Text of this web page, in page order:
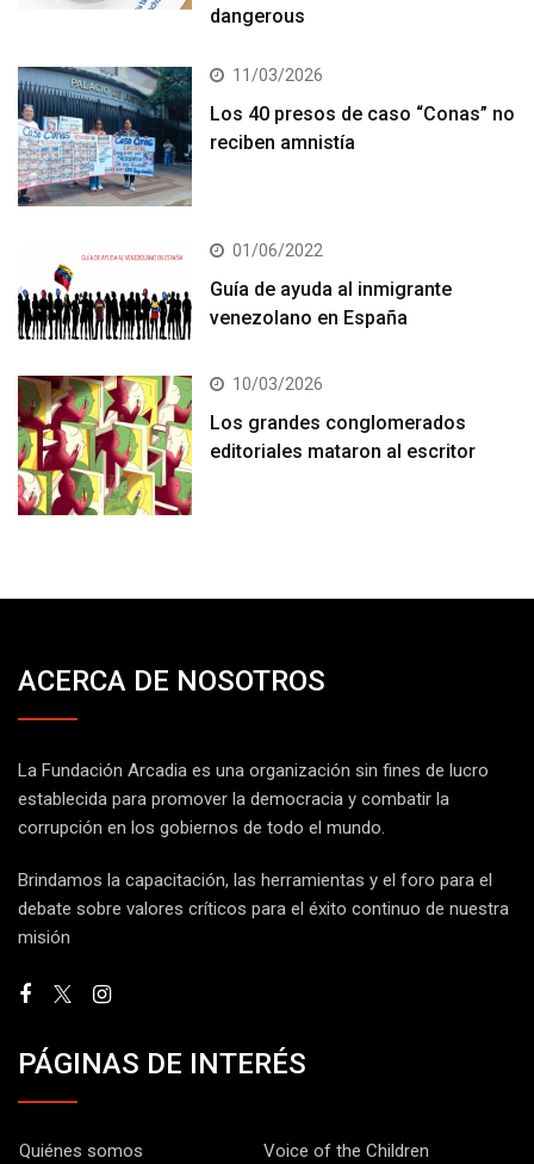
dangerous
11/03/2026
Los 40 presos de caso “Conas” no
reciben amnistía
01/06/2022
Guía de ayuda al inmigrante
venezolano en España
10/03/2026
Los grandes conglomerados
editoriales mataron al escritor
ACERCA DE NOSOTROS
La Fundación Arcadia es una organización sin fines de lucro
establecida para promover la democracia y combatir la
corrupción en los gobiernos de todo el mundo.
Brindamos la capacitación, las herramientas y el foro para el
debate sobre valores críticos para el éxito continuo de nuestra
misión
PÁGINAS DE INTERÉS
Quiénes somos
Voice of the Children